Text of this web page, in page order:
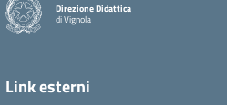
Direzione Didattica
di Vignola
Link esterni